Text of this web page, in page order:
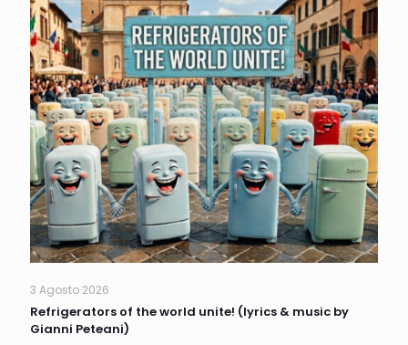
3 Agosto 2026
Refrigerators of the world unite! (lyrics & music by
Gianni Peteani)